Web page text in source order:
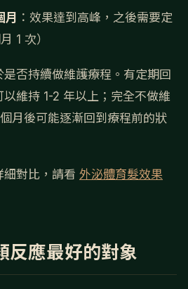
：效果達到高峰，之後需要定
1 次）
否持續做維護療程。有定期回
維持 1-2 年以上；完全不做維
月後可能逐漸回到療程前的狀
細對比，請看 外泌體育髮效果
反應最好的對象